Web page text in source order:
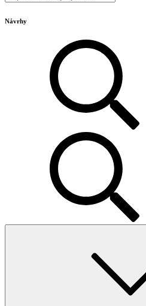
Návrhy